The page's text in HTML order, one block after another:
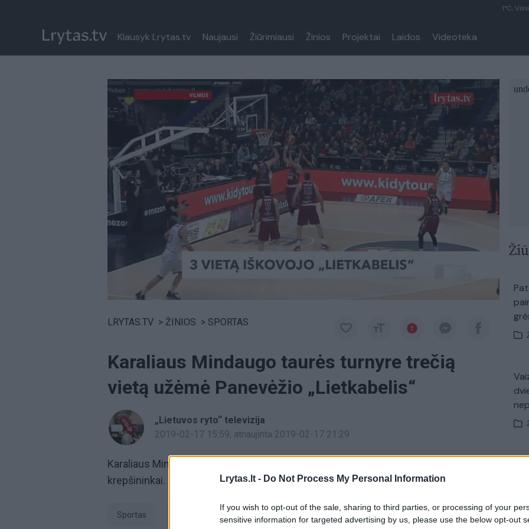
Lrytas.lt - Do Not Process My Personal Information
If you wish to opt-out of the sale, sharing to third parties, or processing of your
sensitive information for targeted advertising by us, please use the below opt-out
1°C,
Klausyk Lrytas.tv Naujausi Žiūrimiausi Žinios Projektai Laidos Videoteka
Paremkite Ukrainą
LRYTAS.TV > ŽINIOS > SPORTAS
Karaliaus Mindaugo taurės turnyre trečią
vietą užėmė Panevėžio „Lietkabelis“
„Lietuvos ryto“ televizija
2019-02-17 15:59, atnaujinta 2019-02-17 21:29
Karaliaus Mindaugo taurės turnyre trečią vietą užėmė Panevėžio „Lietkabelio“
krepšininkai. Jie mažajame finale nugalėjo Klaipėdos „Neptūno“ komandą.
Sportas Karaliaus Mindaugo turnyras Įvykiai tik Lrytas.TV